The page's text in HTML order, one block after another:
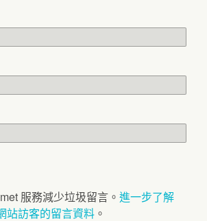
服務減少垃圾留言。 進一步了解
站訪客的留言資料 。